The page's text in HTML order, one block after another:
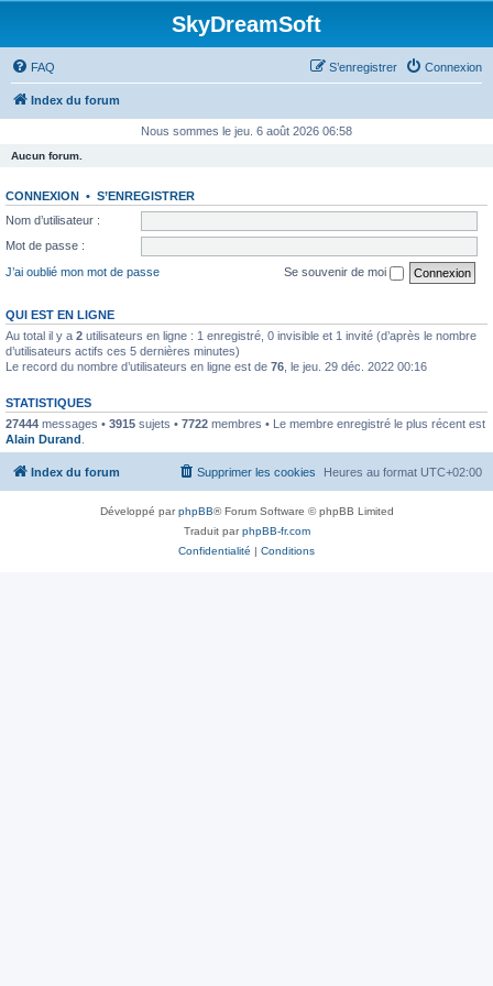
SkyDreamSoft
FAQ Connexion
S’enregistrer
Index du forum
Nous sommes le jeu. 6 août 2026 06:58
Aucun forum.
CONNEXION • S’ENREGISTRER
Nom d’utilisateur :
Mot de passe :
J’ai oublié mon mot de passe
Se souvenir de moi
QUI EST EN LIGNE
Au total il y a 2 utilisateurs en ligne : 1 enregistré, 0 invisible et 1 invité (d’après le nombre
d’utilisateurs actifs ces 5 dernières minutes)
Le record du nombre d’utilisateurs en ligne est de 76 , le jeu. 29 déc. 2022 00:16
STATISTIQUES
27444 messages • 3915 sujets • 7722 membres • Le membre enregistré le plus récent est
Alain Durand
Index du forum Heures au format UTC+02:00
Supprimer les cookies
Développé parphpBB® Forum Software © phpBB Limited
Traduit parphpBB-fr.com
Confidentialité | Conditions